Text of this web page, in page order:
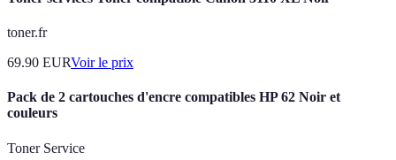
toner.fr
69.90 EURVoir le prix
Pack de 2 cartouches d'encre compatibles HP 62 Noir et
couleurs
Toner Service